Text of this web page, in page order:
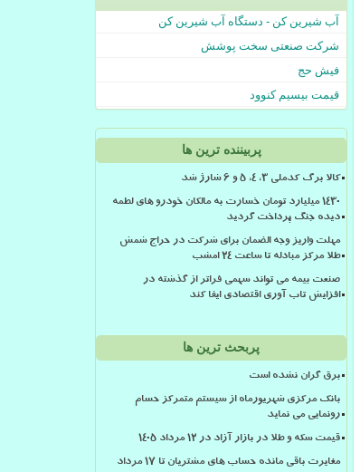
آب شیرین کن - دستگاه آب شیرین کن
شرکت صنعتی سخت پوشش
فیش حج
قیمت بیسیم کنوود
پربیننده ترین ها
کالا برگ کدملی 3، 4، 5 و 6 شارژ شد
۱۴۳۰ میلیارد تومان خسارت به مالکان خودرو های لطمه
دیده جنگ پرداخت گردید
مهلت واریز وجه الضمان برای شرکت در حراج شمش
طلا مرکز مبادله تا ساعت ۲۴ امشب
صنعت بیمه می تواند سهمی فراتر از گذشته در
افزایش تاب آوری اقتصادی ایفا کند
پربحث ترین ها
برق گران نشده است
بانک مرکزی شهریورماه از سیستم متمرکز حسام
رونمایی می نماید
قیمت سکه و طلا در بازار آزاد در ۱۲ مرداد ۱۴۰۵
مغایرت باقی مانده حساب های مشتریان تا 17 مرداد